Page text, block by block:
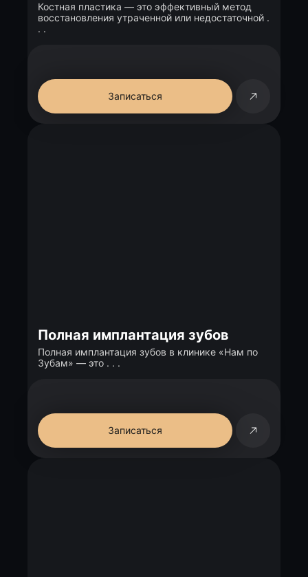
Костная пластика — это эффективный метод
восстановления утраченной или недостаточной .
. .
Записаться
Полная имплантация зубов
Полная имплантация зубов в клинике «Нам по
Зубам» — это . . .
Записаться